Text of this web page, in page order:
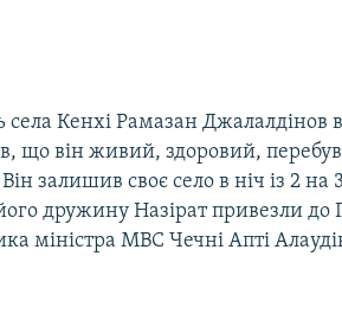
Кенхі Рамазан Джалалдінов
що він живий, здоровий,
залишив своє село в ніч із 2 на
дружину Назірат привезли до
міністра МВС Чечні Апті